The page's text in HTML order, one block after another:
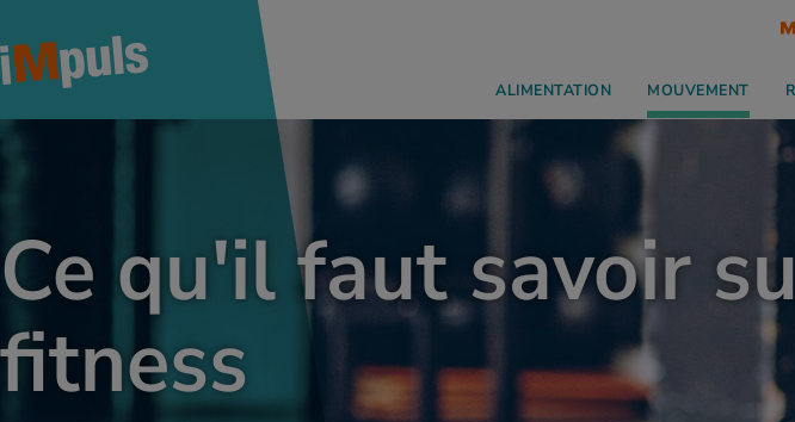
ALIMENTATION MOUVEMENT
Ce qu'il faut savoir
fitness